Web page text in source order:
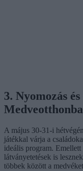
3. Nyomozás
A május 30-31-i
játékkal várja a
ideális program. Emellett
látványetetések is
többek között a